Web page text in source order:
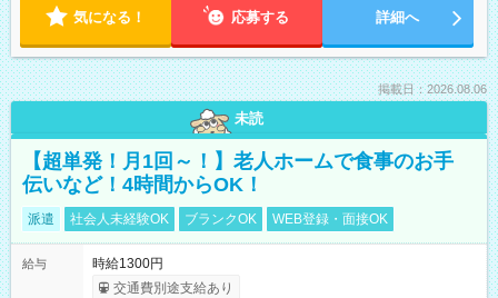
気になる！ 応募する 詳細へ
掲載日：2026.08.06
未読
【超単発！月1回～！】老人ホームで食事のお手
伝いなど！4時間からOK！
派遣 社会人未経験OK ブランクOK WEB登録・面接OK
給与
時給1300円
交通費別途支給あり